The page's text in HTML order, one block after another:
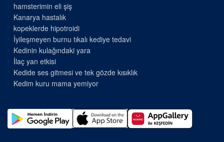
hamsterimin eli şiş
Kanarya hastalık
kopeklerde hipotroidi
İyileşmeyen burnu tıkalı kediye tedavi
Kedinin kulağındaki yara
İlaç yan etkisi
Kedide ses gitmesi ve tek gözde kısıklık
Kedim kuru mama yemiyor